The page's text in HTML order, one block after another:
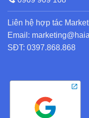
Liên hệ hợp tác
Email:
SĐT: 0397.868.868